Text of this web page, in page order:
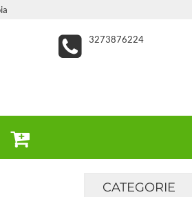
3273876224
CATEGORIE